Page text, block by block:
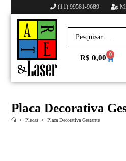
(11) 99581-9689
R$ 0,00 0
Placa Decorativa
> Placas > Placa Decorativa Gestante